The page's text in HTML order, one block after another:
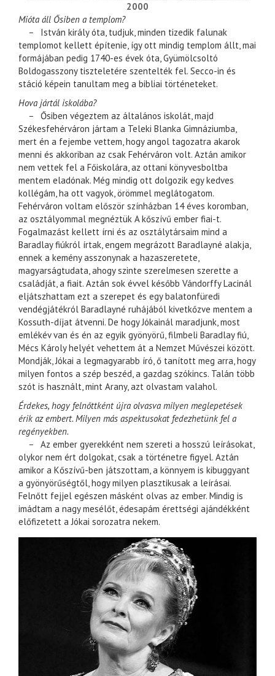
2000
Mióta áll Ősiben a templom?
– István király óta, tudjuk, minden tizedik falunak
templomot kellett építenie, így ott mindig templom állt, mai
formájában pedig 1740-es évek óta, Gyümölcsoltó
Boldogasszony tiszteletére szentelték fel. Secco-in és
stáció képein tanultam meg a bibliai történeteket.
Hova jártál iskolába?
– Ősiben végeztem az általános iskolát, majd
Székesfehérváron jártam a Teleki Blanka Gimnáziumba,
mert én a fejembe vettem, hogy angol tagozatra akarok
menni és akkoriban az csak Fehérváron volt. Aztán amikor
nem vettek fel a Főiskolára, az ottani könyvesboltba
mentem eladónak. Még mindig ott dolgozik egy kedves
kollégám, ha ott vagyok, örömmel meglátogatom.
Fehérváron voltam először színházban 14 éves koromban,
az osztályommal megnéztük A kőszívű ember fiai-t.
Fogalmazást kellett írni és az osztálytársaim mind a
Baradlay fiúkról írtak, engem megrázott Baradlayné alakja,
ennek a kemény asszonynak a hazaszeretete,
magyarságtudata, ahogy szinte szerelmesen szerette a
családját, a fiait. Aztán sok évvel később Vándorffy Lacinál
eljátszhattam ezt a szerepet és egy balatonfüredi
vendégjátékról Baradlayné ruhájából kivetkőzve mentem a
Kossuth-díjat átvenni. De hogy Jókainál maradjunk, most
emlékév van és én az egyik gyönyörű, filmbeli Baradlay fiú,
Mécs Károly helyét vehettem át a Nemzet Művészei között.
Mondják, Jókai a legmagyarabb író, ő tanított meg arra, hogy
milyen fontos a szép beszéd, a gazdag szókincs. Talán több
szót is használt, mint Arany, azt olvastam valahol.
Érdekes, hogy felnőttként újra olvasva milyen meglepetések
érik az embert. Milyen más aspektusokat fedezhetünk fel a
regényekben.
– Az ember gyerekként nem szereti a hosszú leírásokat,
olykor nem ért dolgokat, csak a történetre figyel. Aztán
amikor a Kőszívű-ben játszottam, a könnyem is kibuggyant
a gyönyörűségtől, hogy milyen plasztikusak a leírásai.
Felnőtt fejjel egészen másként olvas az ember. Mindig is
imádtam a nagy mesélőt, édesapám érettségi ajándékként
előfizetett a Jókai sorozatra nekem.